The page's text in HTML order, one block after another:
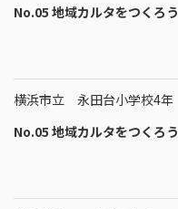
No.05 地域カルタをつくろう
横浜市立 永田台小学校4年
No.05 地域カルタをつくろう